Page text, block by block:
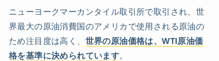
ニューヨークマーカンタイル取引所で取引され、世
界最大の原油消費国のアメリカで使用される原油の
ため注目度は高く、 世界の原油価格は、WTI原油価
格を基準に決められています。